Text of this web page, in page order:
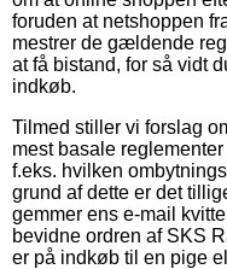
foruden at netshoppen
mestrer de gældende
at få bistand, for så vidt
indkøb.
Tilmed stiller vi forslag
mest basale
f.eks. hvilken
grund af dette er det
gemmer ens e-mail
bevidne ordren af SKS
er på indkøb til en pige